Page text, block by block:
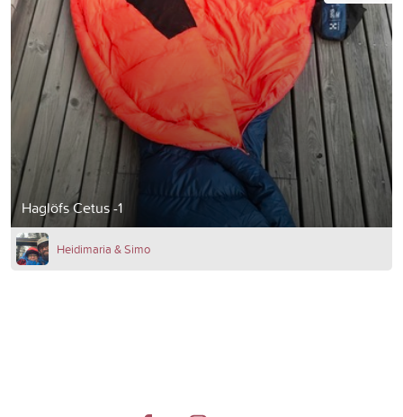
Haglöfs Cetus -1
Heidimaria & Simo